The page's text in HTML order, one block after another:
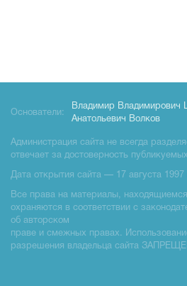
Основатели:
Владимир Владимирович
Анатольевич Волков
Администрация сайта не всегда
отвечает за достоверность
Дата открытия сайта — 17 августа 1997
Все права на материалы,
охраняются в соответствии с
об авторском
праве и смежных правах.
разрешения владельца сайта